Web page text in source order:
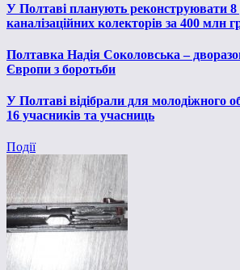
У Полтаві планують реконструювати 8
каналізаційних колекторів за 400 млн
Полтавка Надія Соколовська –
Європи з боротьби
У Полтаві відібрали для молодіжного
16 учасників та учасниць
Події